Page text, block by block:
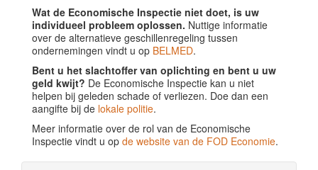
Wat de Economische Inspectie niet doet, is uw
individueel probleem oplossen. Nuttige informatie
over de alternatieve geschillenregeling tussen
ondernemingen vindt u op BELMED.
Bent u het slachtoffer van oplichting en bent u uw
geld kwijt? De Economische Inspectie kan u niet
helpen bij geleden schade of verliezen. Doe dan een
aangifte bij de lokale politie.
Meer informatie over de rol van de Economische
Inspectie vindt u op de website van de FOD Economie.